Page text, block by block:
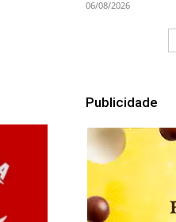
06/08/2026
Publicidade